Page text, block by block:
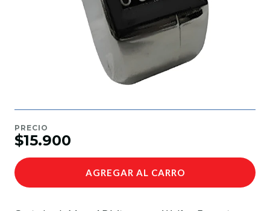
PRECIO
$15.900
AGREGAR AL CARRO